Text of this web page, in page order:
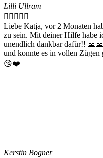
Lilli Ullram
    
Liebe Katja, vor 2 Monaten
zu sein. Mit deiner Hilfe habe
unendlich dankbar dafür!!
und konnte es in vollen
😘❤️
Kerstin Bogner